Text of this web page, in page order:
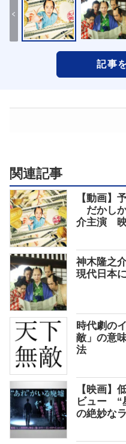
記事
関連記事
【動画】
だかし
介主演 映
神木隆之
現代日本
時代劇の
敵」の意
法
【映画】
ビュー “
の絶妙な